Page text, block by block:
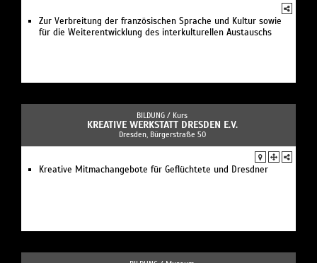
Zur Verbreitung der französischen Sprache und Kultur sowie
für die Weiterentwicklung des interkulturellen Austauschs
BILDUNG / Kurs
KREATIVE WERKSTATT DRESDEN E.V.
Dresden, Bürgerstraße 50
Kreative Mitmachangebote für Geflüchtete und Dresdner